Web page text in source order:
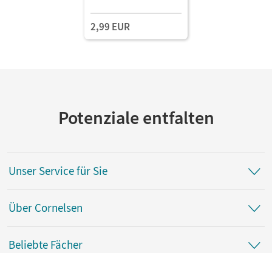
2,99 EUR
Potenziale entfalten
Unser Service für Sie
Über Cornelsen
Beliebte Fächer